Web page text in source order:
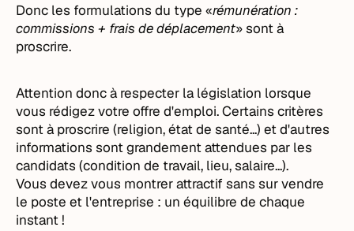
Donc les formulations du type «rémunération :
commissions + frais de déplacement» sont à
proscrire.
Attention donc à respecter la législation lorsque
vous rédigez votre offre d'emploi. Certains critères
sont à proscrire (religion, état de santé...) et d'autres
informations sont grandement attendues par les
candidats (condition de travail, lieu, salaire...).
Vous devez vous montrer attractif sans sur vendre
le poste et l'entreprise : un équilibre de chaque
instant !